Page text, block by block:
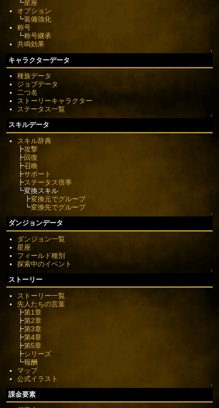
┗星座
オプション
┗装備強化
称号
┗称号継承
共鳴効果
↑
キャラクターデータ
種族データ
ジョブデータ
二つ名
ストーリーキャラクター
ステータス一覧
↑
スキルデータ
スキル辞典
┣攻撃
┣回復
┣召喚
┣サポート
┣ステータス倍率
┗変換スキル
┣変換元でグループ
┗変換先でグループ
↑
ダンジョンデータ
ダンジョン一覧
星座
フィールド種別
探索中のイベント
↑
ストーリー
ストーリー一覧
先人たちの言葉
┣第1章
┣第2章
┣第3章
┣第4章
┣第5章
┣シリーズ
┗報酬
マップ
公式イラスト
↑
課金要素